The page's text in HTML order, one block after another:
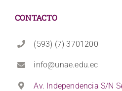
CONTACTO
(593) (7) 3701200
info@unae.edu.ec
Av. Independencia S/N